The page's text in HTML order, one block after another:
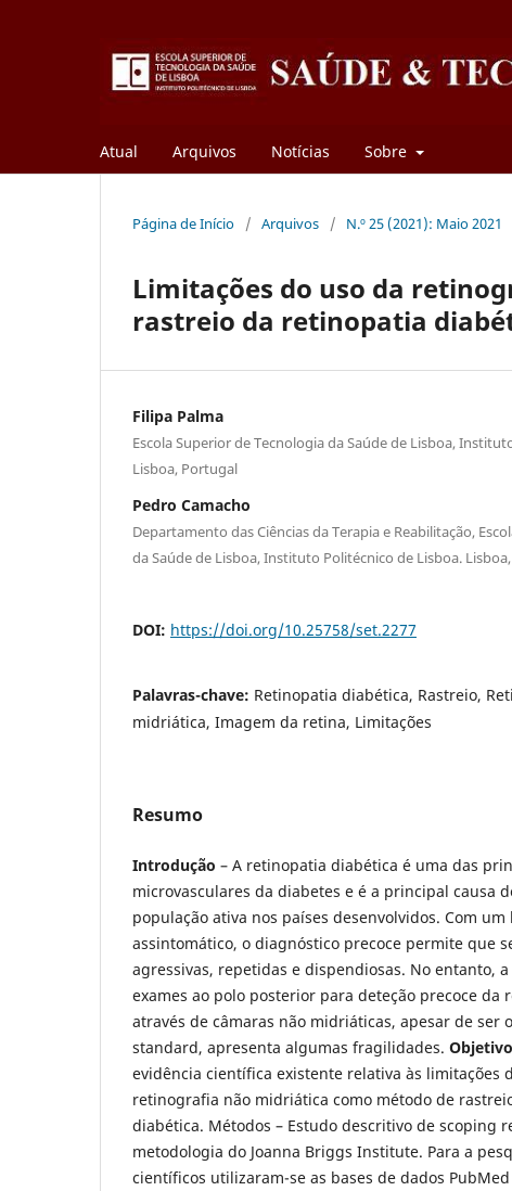
Atual Arquivos Notícias Sobre
Página de Início / Arquivos / N.º 25 (2021): Maio 2021
Limitações do uso da
rastreio da retinopatia
Filipa Palma
Escola Superior de Tecnologia da Saúde de Lisboa,
Lisboa, Portugal
Pedro Camacho
Departamento das Ciências da Terapia e Reabilitação,
da Saúde de Lisboa, Instituto Politécnico de Lisboa.
DOI: https://doi.org/10.25758/set.2277
Palavras-chave: Retinopatia diabética, Rastreio,
midriática, Imagem da retina, Limitações
Resumo
Introdução – A retinopatia diabética é uma das
microvasculares da diabetes e é a principal causa
população ativa nos países desenvolvidos. Com
assintomático, o diagnóstico precoce permite que
agressivas, repetidas e dispendiosas. No entanto,
exames ao polo posterior para deteção precoce da
através de câmaras não midriáticas, apesar de ser
standard, apresenta algumas fragilidades. Objetivo
evidência científica existente relativa às limitações
retinografia não midriática como método de
diabética. Métodos – Estudo descritivo de scoping
metodologia do Joanna Briggs Institute. Para a
científicos utilizaram-se as bases de dados PubMed